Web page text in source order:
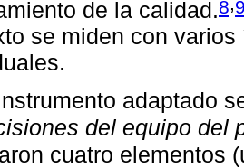
de la calidad.8
se miden con
adaptado
del equipo del
cuatro elementos